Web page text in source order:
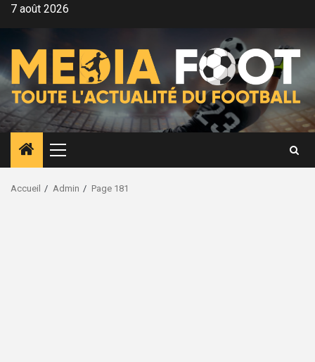
Aller7 août 2026
Menu
principal
Accueil Admin Page 181